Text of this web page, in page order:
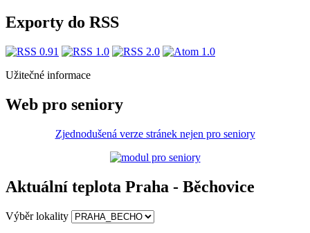
Exporty do RSS
Užitečné informace
Web pro seniory
Zjednodušená verze stránek nejen pro seniory
Aktuální teplota Praha - Běchovice
Výběr lokality